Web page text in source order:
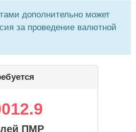
дополнительно может
за проведение валютной
ПМР